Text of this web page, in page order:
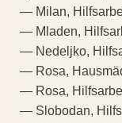
— Milan,
— Mladen,
— Nedeljko,
— Rosa,
— Rosa,
— Slobodan,